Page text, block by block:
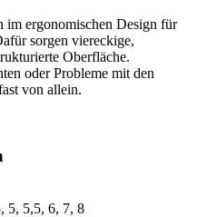
im ergonomischen Design für
sorgen viereckige,
Oberfläche.
oder Probleme mit den
von allein.
5, 5,5, 6, 7, 8